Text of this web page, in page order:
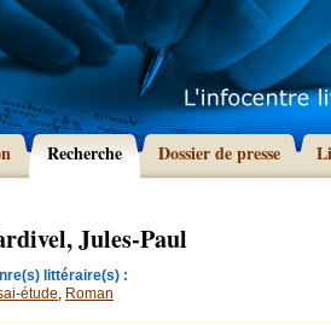
Recherche Dossier de presse
Jules-Paul
littéraire(s) :
étude, Roman